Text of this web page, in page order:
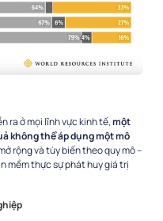
ra ở mọi lĩnh vực kinh tế,một
không thể áp dụng một mô
rộng và tùy biến theo quy mô –
mềm thực sự phát huy giá trị